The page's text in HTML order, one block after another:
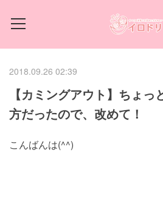
2018.09.26 02:39
【カミングアウト】ちょっ
方だったので、改めて！
こんばんは(^^)